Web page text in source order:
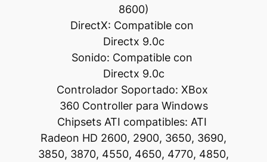
8600)
DirectX: Compatible con
Directx 9.0c
Sonido: Compatible con
Directx 9.0c
Controlador Soportado: XBox
360 Controller para Windows
Chipsets ATI compatibles: ATI
Radeon HD 2600, 2900, 3650, 3690,
3850, 3870, 4550, 4650, 4770, 4850,